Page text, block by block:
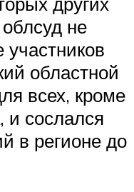
не
участников
областной
всех, кроме
и сослался
в регионе до